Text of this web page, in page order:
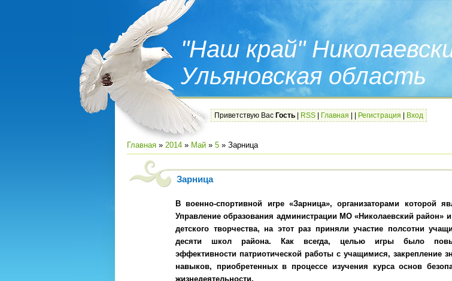
"Наш край"
Ульяновская область
Приветствую Вас Гость RSS Главная Регистрация Вход
Главная » 2014 » Май » 5 » Зарница
Зарница
В военно-спортивной игре «Зарница», организаторами которой
Управление образования администрации МО «Николаевский район»
детского творчества, на этот раз приняли участие полсотни
десяти школ района. Как всегда, целью игры было
эффективности патриотической работы с учащимися, закрепление
навыков, приобретенных в процессе изучения курса основ
жизнедеятельности.